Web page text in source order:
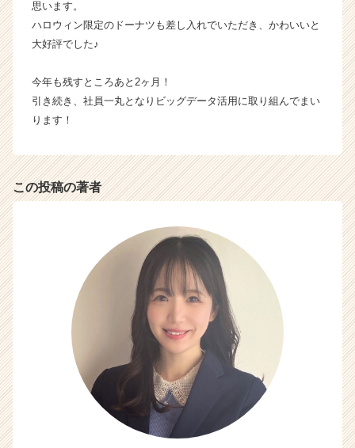
く
サ
イ
（C
C
a
r
e
e
思います。
ハロウィン限定のドーナツも差し入れでいただき、かわいいと
大好評でした♪
今年も残すところあと2ヶ月！
引き続き、社員一丸となりビッグデータ活用に取り組んでまい
ります！
この投稿の著者